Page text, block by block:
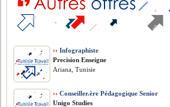
›› Infographiste
Precision Enseigne
Ariana, Tunisie
›› Conseiller.ère Pédagogique Senior
Unigo Studies